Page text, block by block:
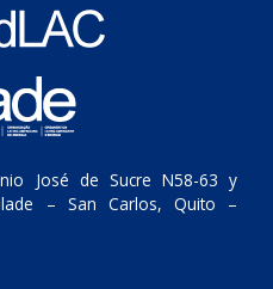
José de Sucre N58-63 y
– San Carlos, Quito –